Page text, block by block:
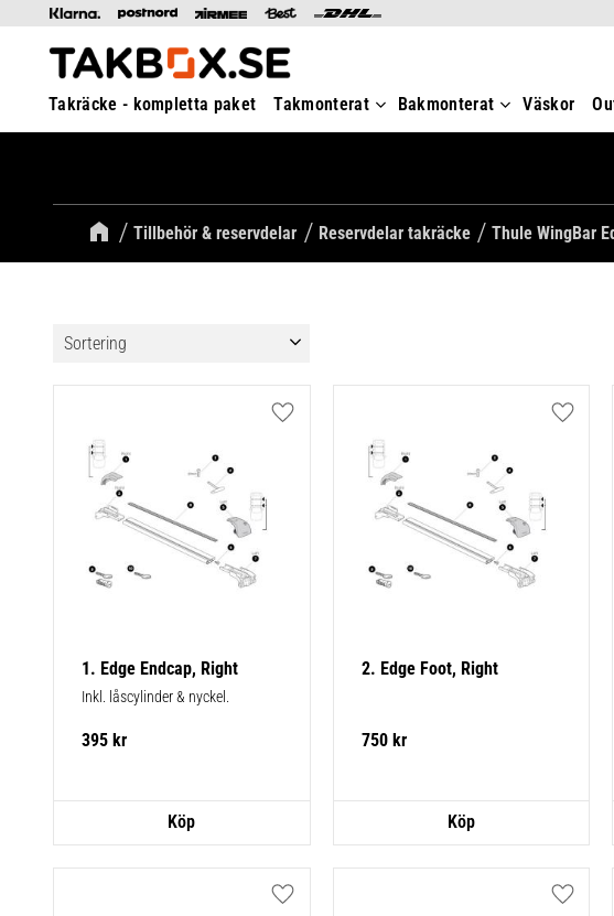
Takräcke - kompletta paket Takmonterat Bakmonterat Väskor
Tillbehör & reservdelar Reservdelar takräcke Thule WingBar
Välj sortering
1. Edge Endcap, Right
Inkl. låscylinder & nyckel.
395 kr
Lägg till i favoriter
2. Edge Foot, Right
750kr
Lägg
Lägg till i favoriter Lägg